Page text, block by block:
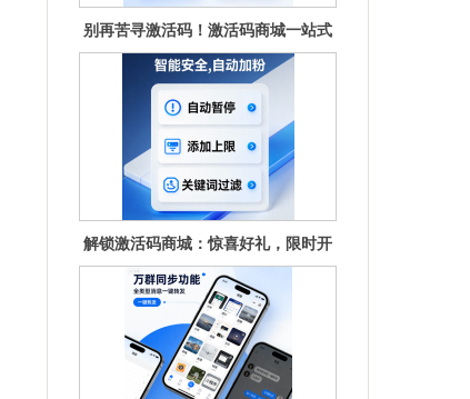
解锁激活码商城：惊喜好礼，限时开
抢！
激活码商城：解锁数字权益的神秘宝
库